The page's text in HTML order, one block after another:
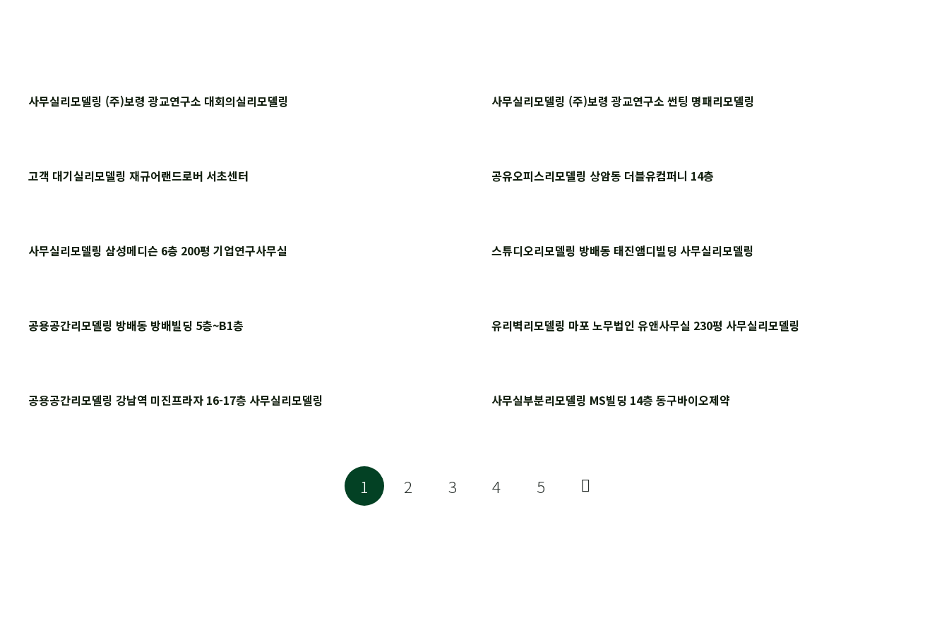
사무실리모델링 (주)보령 광교연구소 대회의실리모델링 사무실리모델링 (주)보령 광교연구소 썬팅 명패리모델링
고객 대기실리모델링 재규어랜드로버 서초센터 공유오피스리모델링 상암동 더블유컴퍼니 14층
사무실리모델링 삼성메디슨 6층 200평 기업연구사무실 스튜디오리모델링 방배동 태진앰디빌딩 사무실리모델링
공용공간리모델링 방배동 방배빌딩 5층~B1층 유리벽리모델링 마포 노무법인 유앤사무실 230평 사무실리모델링
공용공간리모델링 강남역 미진프라자 16-17층 사무실리모델링 사무실부분리모델링 MS빌딩 14층 동구바이오제약
1 2 3 4 5